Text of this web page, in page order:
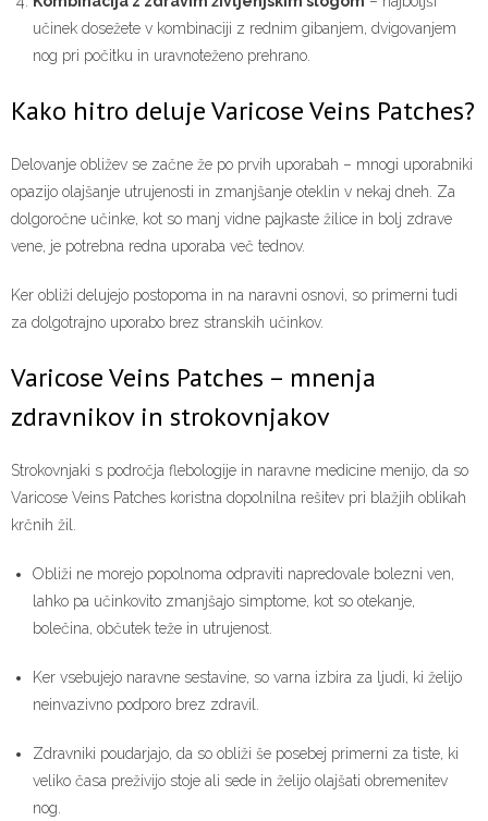
učinek dosežete v kombinaciji z rednim gibanjem, dvigovanjem
nog pri počitku in uravnoteženo prehrano.
Kako hitro deluje Varicose Veins Patches?
Delovanje obližev se začne že po prvih uporabah – mnogi uporabniki
opazijo olajšanje utrujenosti in zmanjšanje oteklin v nekaj dneh. Za
dolgoročne učinke, kot so manj vidne pajkaste žilice in bolj zdrave
vene, je potrebna redna uporaba več tednov.
Ker obliži delujejo postopoma in na naravni osnovi, so primerni tudi
za dolgotrajno uporabo brez stranskih učinkov.
Varicose Veins Patches – mnenja
zdravnikov in strokovnjakov
Strokovnjaki s področja flebologije in naravne medicine menijo, da so
Varicose Veins Patches koristna dopolnilna rešitev pri blažjih oblikah
krčnih žil.
Obliži ne morejo popolnoma odpraviti napredovale bolezni ven,
lahko pa učinkovito zmanjšajo simptome, kot so otekanje,
bolečina, občutek teže in utrujenost.
Ker vsebujejo naravne sestavine, so varna izbira za ljudi, ki želijo
neinvazivno podporo brez zdravil.
Zdravniki poudarjajo, da so obliži še posebej primerni za tiste, ki
veliko časa preživijo stoje ali sede in želijo olajšati obremenitev
nog.